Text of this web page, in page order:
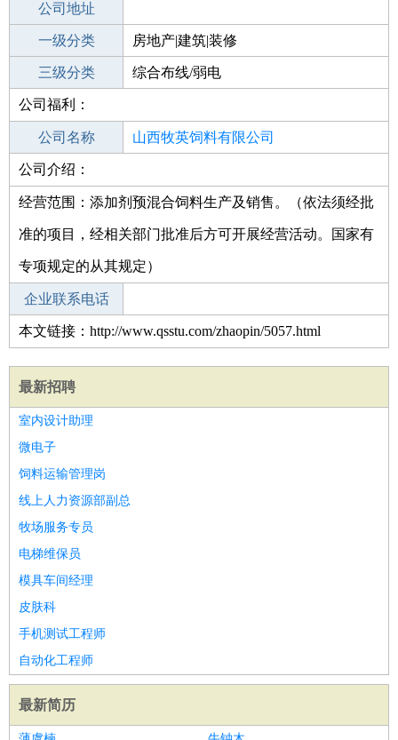
招聘结束时间
公司地址
一级分类 房地产|建筑|装修
二级分类 建筑/装修
三级分类 综合布线/弱电
其他行业
公司福利：
公司名称 山西牧英饲料有限公司
公司类型
公司介绍：
经营范围：添加剂预混合饲料生产及销售。（依法须经批
准的项目，经相关部门批准后方可开展经营活动。国家有
专项规定的从其规定）
企业联系电话
本文链接：http://www.qsstu.com/zhaopin/5057.html
最新招聘
室内设计助理
微电子
饲料运输管理岗
线上人力资源部副总
牧场服务专员
电梯维保员
模具车间经理
皮肤科
手机测试工程师
自动化工程师
最新简历